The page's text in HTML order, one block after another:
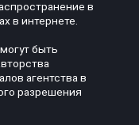
в
в интернете.
быть
агентства в
разрешения